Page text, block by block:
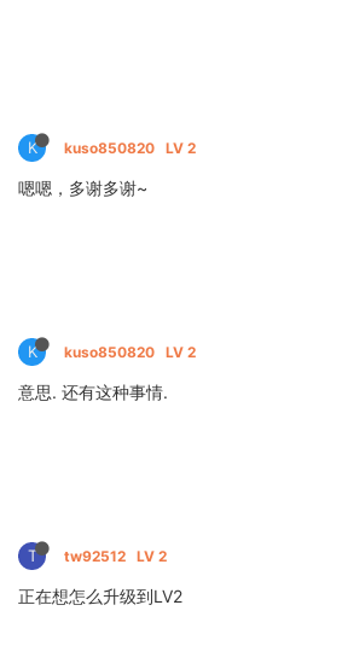
K kuso850820 LV 2
嗯嗯，多谢多谢~
K kuso850820 LV 2
意思. 还有这种事情.
T tw92512 LV 2
正在想怎么升级到LV2